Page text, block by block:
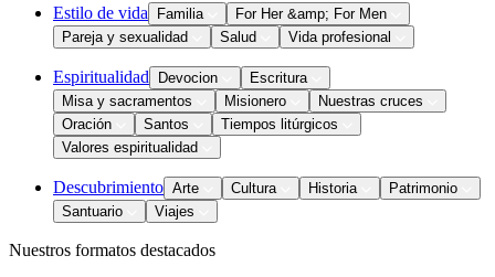
Estilo de vida Familia
For Her &amp; For Men
Pareja y sexualidad
Salud Vida profesional
Espiritualidad Devocion
Escritura
Misa y sacramentos
Misionero
Nuestras cruces
Oración
Santos
Tiempos litúrgicos
Valores espiritualidad
Descubrimiento Arte Cultura Historia
Patrimonio
Santuario
Viajes
Nuestros formatos destacados